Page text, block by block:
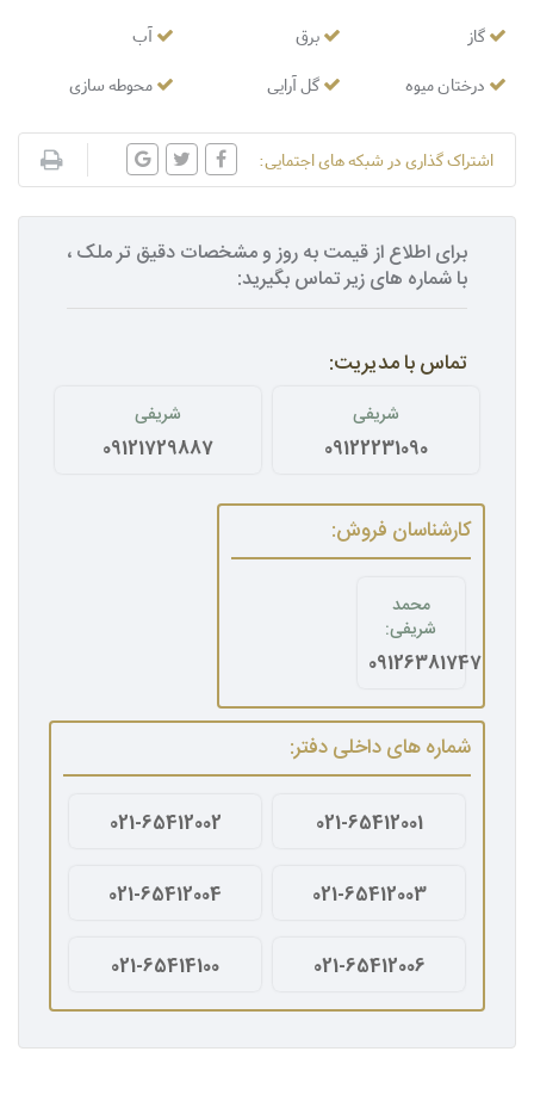
آب
برق
گاز
محوطه سازی
گل آرایی درختان میوه
اشتراک گذاری در شبکه های اجتمایی:
برای اطلاع از قیمت به روز و مشخصات دقیق تر ملک ،
با شماره های زیر تماس بگیرید:
تماس با مدیریت:
شریفی
09122231090
شریفی
09121729887
کارشناسان فروش:
محمد
شریفی:
09126381747
شماره های داخلی دفتر:
021-65412001
021-65412002
021-65412003
021-65412004
021-65412006
021-65414100